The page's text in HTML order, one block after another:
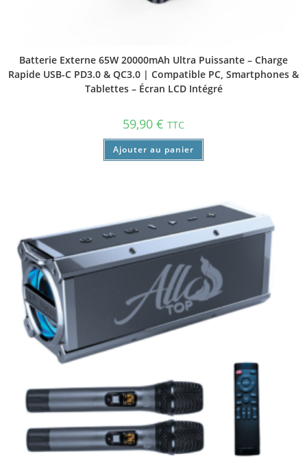
Batterie Externe 65W 20000mAh Ultra Puissante – Charge
Rapide USB-C PD3.0 & QC3.0 | Compatible PC, Smartphones &
Tablettes – Écran LCD Intégré
59,90 € TTC
Ajouter au panier